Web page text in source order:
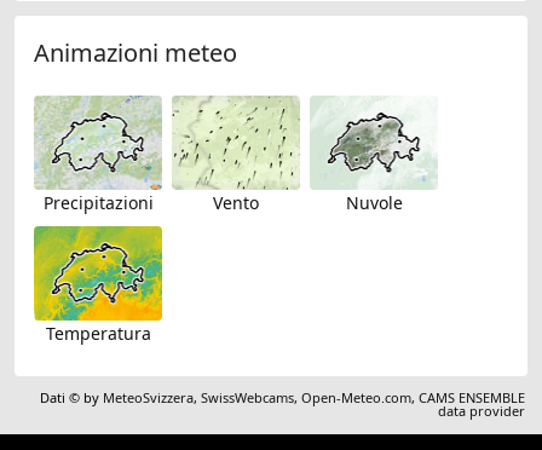
Animazioni meteo
Precipitazioni Vento Nuvole
Temperatura
Dati © by MeteoSvizzera,SwissWebcams,Open-Meteo.com,CAMS ENSEMBLE
data provider